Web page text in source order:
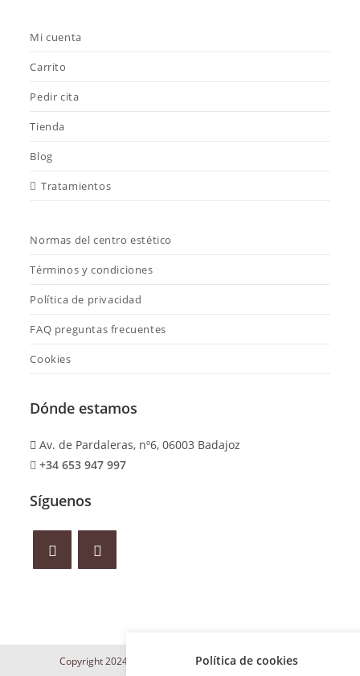
Mi cuenta
Carrito
Pedir cita
Tienda
Blog
Tratamientos
Normas del centro estético
Términos y condiciones
Política de privacidad
FAQ preguntas frecuentes
Cookies
Dónde estamos
Av. de Pardaleras, nº6, 06003 Badajoz
+34 653 947 997
Síguenos
Copyright 2024 Maite Iñesta | Desarrollo webWILAPP
Política de cookies